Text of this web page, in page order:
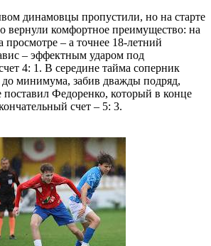
динамовцы пропустили, но на старте
вернули комфортное преимущество: на
просмотре – а точнее 18-летний
– эффектным ударом под
4: 1. В середине тайма соперник
до минимума, забив дважды подряд,
поставил Федоренко, который в конце
счет – 5: 3.